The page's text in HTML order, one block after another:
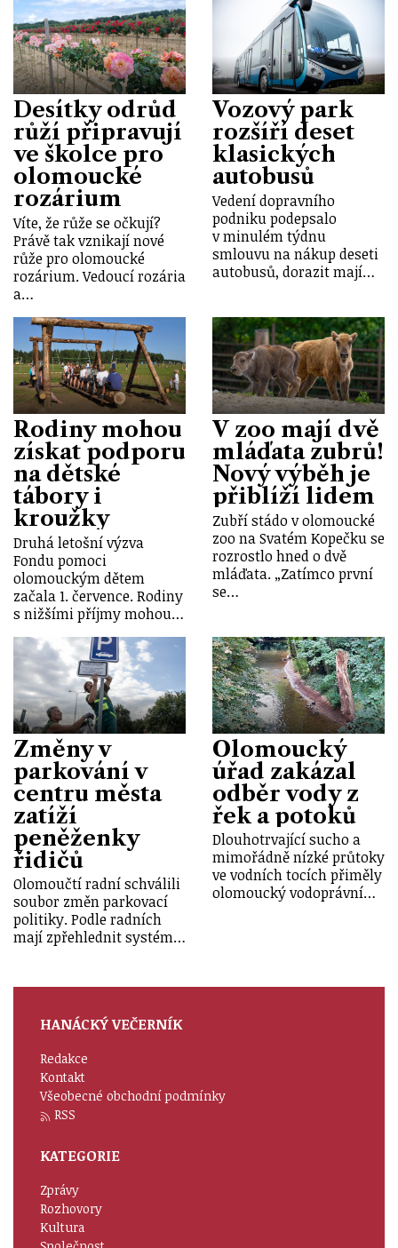
Desítky odrůd
růží připravují
ve školce pro
olomoucké
rozárium
Víte, že růže se očkují?
Právě tak vznikají nové
růže pro olomoucké
rozárium. Vedoucí rozária
a…
Vozový park
rozšíří deset
klasických
autobusů
Vedení dopravního
podniku podepsalo
v minulém týdnu
smlouvu na nákup deseti
autobusů, dorazit mají…
Rodiny mohou
získat podporu
na dětské
tábory i
kroužky
Druhá letošní výzva
Fondu pomoci
olomouckým dětem
začala 1. července. Rodiny
s nižšími příjmy mohou…
V zoo mají dvě
mláďata zubrů!
Nový výběh je
přiblíží lidem
Zubří stádo v olomoucké
zoo na Svatém Kopečku se
rozrostlo hned o dvě
mláďata. „Zatímco první
se…
Změny v
parkování v
centru města
zatíží
peněženky
řidičů
Olomoučtí radní schválili
soubor změn parkovací
politiky. Podle radních
mají zpřehlednit systém…
Olomoucký
úřad zakázal
odběr vody z
řek a potoků
Dlouhotrvající sucho a
mimořádně nízké průtoky
ve vodních tocích přiměly
olomoucký vodoprávní…
HANÁCKÝ VEČERNÍK
Redakce
Kontakt
Všeobecné obchodní podmínky
RSS
KATEGORIE
Zprávy
Rozhovory
Kultura